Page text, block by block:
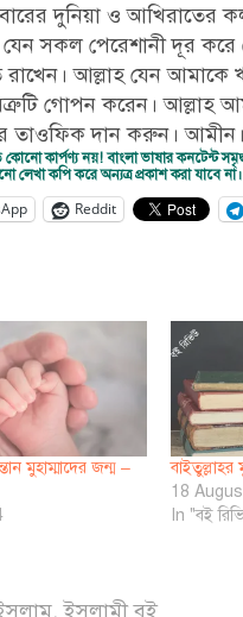
দুনিয়া ও আখিরাতের
সকল পেরেশানী দূর
আল্লাহ যেন আমাকে
গোপন করেন। আল্লাহ
তাওফিক দান করুন। আমীন।
কোনো কার্পণ্য নয়! বাংলা ভাষার
লেখা কপি করে অন্যত্র প্রকাশ করা যাবে
Reddit
মুহাম্মাদের জন্ম –
18
In "বই
,ইসলামী বই